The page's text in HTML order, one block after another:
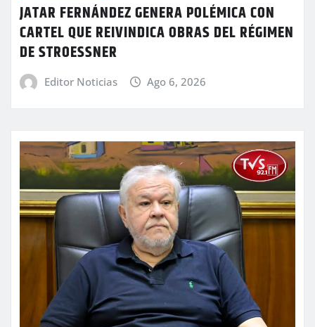
JATAR FERNÁNDEZ GENERA POLÉMICA CON
CARTEL QUE REIVINDICA OBRAS DEL RÉGIMEN
DE STROESSNER
Editor Noticias Ago 6, 2026